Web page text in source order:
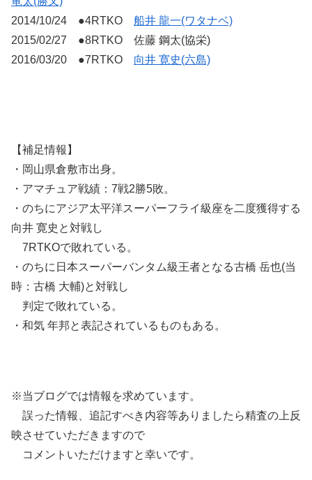
2014/10/24 ●4RTKO 船井 龍一(ワタナベ)
2015/02/27 ●8RTKO 佐藤 鋼太(協栄)
2016/03/20 ●7RTKO 向井 寛史(六島)
【補足情報】
・岡山県倉敷市出身。
・アマチュア戦績：7戦2勝5敗。
・のちにアジア太平洋スーパーフライ級座を二度獲得する
向井 寛史と対戦し
7RTKOで敗れている。
・のちに日本スーパーバンタム級王者となる古橋 岳也(当
時：古橋 大輔)と対戦し
判定で敗れている。
・和気 年邦と表記されているものもある。
※当ブログでは情報を求めています。
誤った情報、追記すべき内容等ありましたら精査の上反
映させていただきますので
コメントいただけますと幸いです。